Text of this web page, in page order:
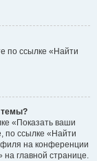
по ссылке «Найти
темы?
«Показать ваши
по ссылке «Найти
на конференции
главной странице.